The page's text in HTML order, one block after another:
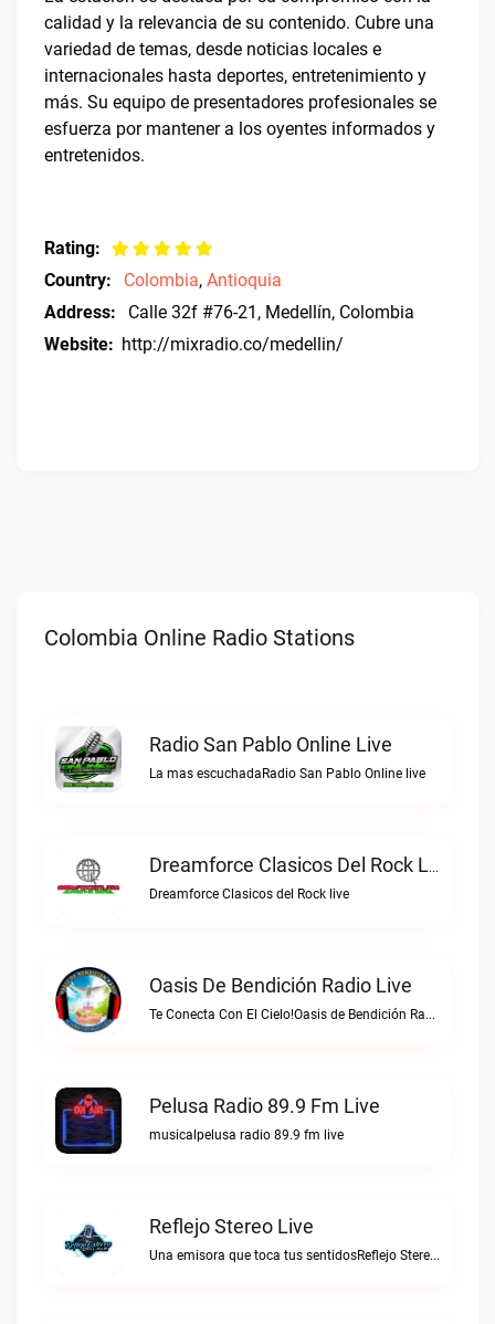
calidad y la relevancia de su contenido. Cubre una
variedad de temas, desde noticias locales e
internacionales hasta deportes, entretenimiento y
más. Su equipo de presentadores profesionales se
esfuerza por mantener a los oyentes informados y
entretenidos.
Rating:
Country:
Colombia, Antioquia
Address:
Calle 32f #76-21, Medellín, Colombia
Website: http://mixradio.co/medellin/
Colombia Online Radio Stations
Radio San Pablo Online Live
La mas escuchadaRadio San Pablo Online live
Dreamforce Clasicos Del Rock Live
Dreamforce Clasicos del Rock live
Oasis De Bendición Radio Live
Te Conecta Con El Cielo!Oasis de Bendición Radio live
Pelusa Radio 89.9 Fm Live
musicalpelusa radio 89.9 fm live
Reflejo Stereo Live
Una emisora que toca tus sentidosReflejo Stereo live